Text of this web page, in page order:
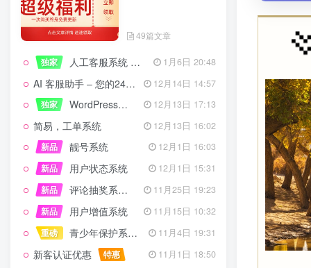
49篇文章
独家 人工客服系统 技术开发文档 1月6日 20:48
AI 客服助手 – 您的24/7智能客服专家
12月14日 14:57
独家
WordPress设备管理器插件 – 专业版 12月13日 17:13
简易，工单系统
12月13日 16:02
新品
靓号系统
12月1日 16:03
新品
用户状态系统
12月1日 15:31
新品
评论抽奖系统 – 完整功能详解
11月25日 19:23
新品
用户增值系统
11月15日 10:32
重磅
青少年保护系统 专为子比主题开发 11月4日 19:31
新客认证优惠 特惠
11月1日 18:50